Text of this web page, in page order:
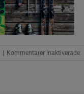
Kommentarer inaktiveradeför